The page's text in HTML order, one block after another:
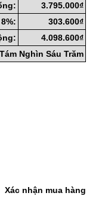
3.795.000₫
303.600₫
4.098.600₫
Nghìn Sáu Trăm
Xác nhận mua hàng